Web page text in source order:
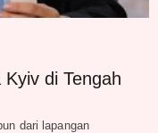
di Tengah
dari lapangan